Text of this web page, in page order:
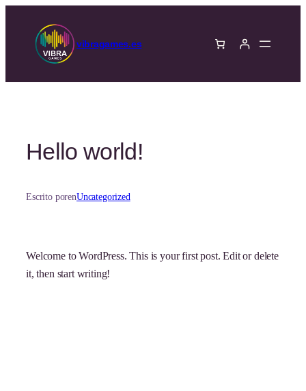
contenido
vibragames.es
Hello world!
Escrito porenUncategorized
Welcome to WordPress. This is your first post. Edit or delete
it, then start writing!